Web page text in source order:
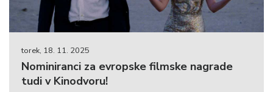
torek, 18. 11. 2025
Nominiranci za evropske filmske nagrade
tudi v Kinodvoru!